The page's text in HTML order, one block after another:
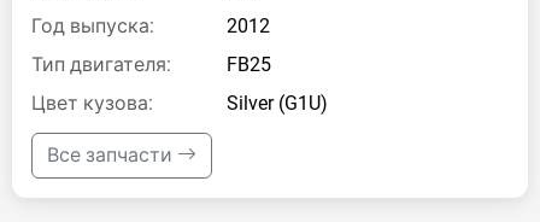
Год выпуска:
2012
Тип двигателя:
FB25
Цвет кузова:
Silver (G1U)
Все запчасти